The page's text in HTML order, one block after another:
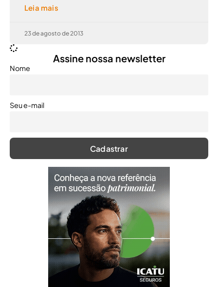
Leia mais
23 de agosto de 2013
Assine nossa newsletter
Nome
Seu e-mail